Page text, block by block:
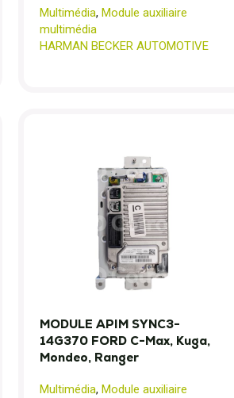
Multimédia, Module auxiliaire
multimédia
HARMAN BECKER AUTOMOTIVE
MODULE APIM SYNC3-
14G370 FORD C-Max, Kuga,
Mondeo, Ranger
Multimédia, Module auxiliaire